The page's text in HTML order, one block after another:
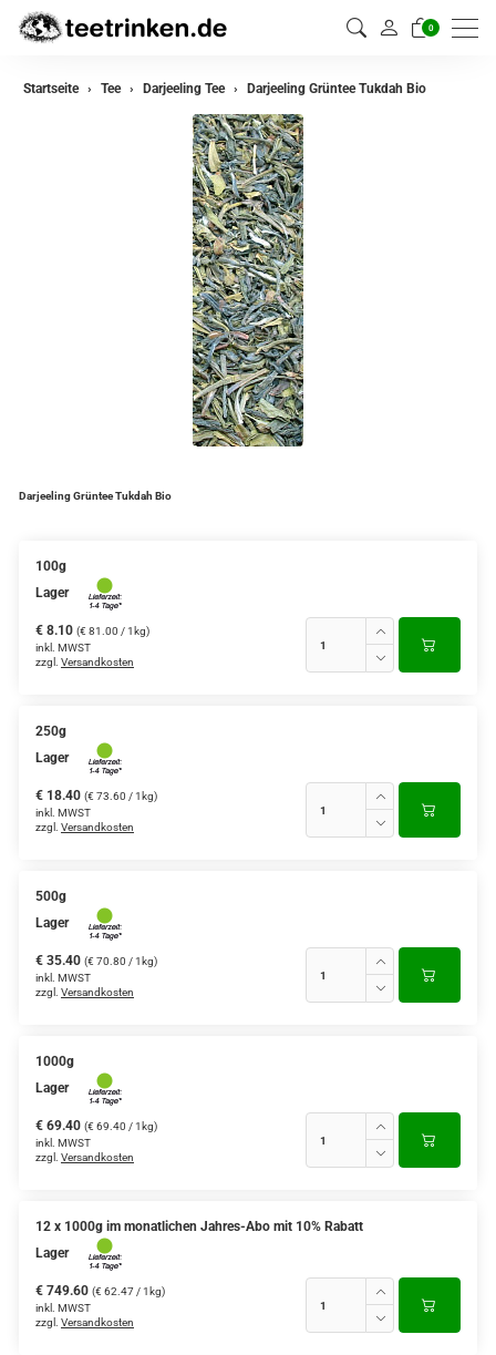
0
zurück
Teemischungen
Rooibos Tee
Aromatisierter Grüntee
Früchtetee
Startseite Tee Darjeeling Tee Darjeeling Grüntee Tukdah Bio
Darjeeling Grüntee Tukdah Bio
100g
Lager
€ 8.10 (€ 81.00 / 1kg)
inkl. MWST
zzgl. Versandkosten
250g
Lager
€ 18.40 (€ 73.60 / 1kg)
inkl. MWST
zzgl. Versandkosten
500g
Lager
€ 35.40 (€ 70.80 / 1kg)
inkl. MWST
zzgl. Versandkosten
1000g
Lager
€ 69.40 (€ 69.40 / 1kg)
inkl. MWST
zzgl. Versandkosten
12 x 1000g im monatlichen Jahres-Abo mit 10% Rabatt
Lager
€ 749.60 (€ 62.47 / 1kg)
inkl. MWST
zzgl. Versandkosten